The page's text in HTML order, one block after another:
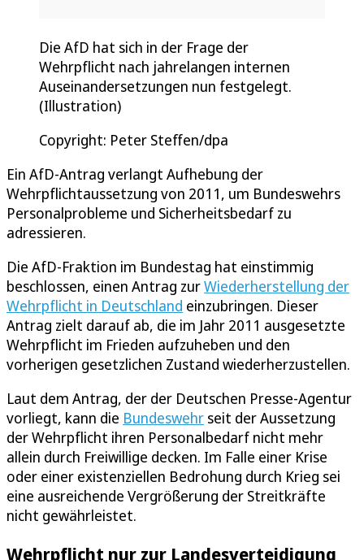
Die AfD hat sich in der Frage der
Wehrpflicht nach jahrelangen internen
Auseinandersetzungen nun festgelegt.
(Illustration)
Copyright: Peter Steffen/dpa
Ein AfD-Antrag verlangt Aufhebung der
Wehrpflichtaussetzung von 2011, um Bundeswehrs
Personalprobleme und Sicherheitsbedarf zu
adressieren.
Die AfD-Fraktion im Bundestag hat einstimmig
beschlossen, einen Antrag zurWiederherstellung der
Wehrpflicht in Deutschland einzubringen. Dieser
Antrag zielt darauf ab, die im Jahr 2011 ausgesetzte
Wehrpflicht im Frieden aufzuheben und den
vorherigen gesetzlichen Zustand wiederherzustellen.
Laut dem Antrag, der der Deutschen Presse-Agentur
vorliegt, kann die Bundeswehr seit der Aussetzung
der Wehrpflicht ihren Personalbedarf nicht mehr
allein durch Freiwillige decken. Im Falle einer Krise
oder einer existenziellen Bedrohung durch Krieg sei
eine ausreichende Vergrößerung der Streitkräfte
nicht gewährleistet.
Wehrpflicht nur zur Landesverteidigung